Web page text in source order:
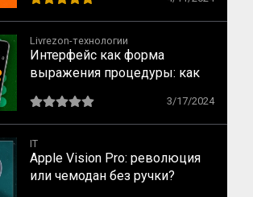
Livrezon-технологии
Интерфейс как форма
выражения процедуры: как
3/17/2024
IT
Apple Vision Pro: революция
или чемодан без ручки?